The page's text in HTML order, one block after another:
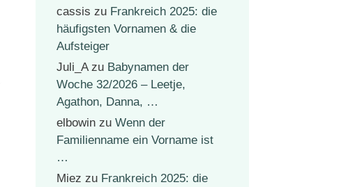
cassis zu Frankreich 2025: die
häufigsten Vornamen & die
Aufsteiger
Juli_Azu Babynamen der
Woche 32/2026 – Leetje,
Agathon, Danna, …
elbowin zu Wenn der
Familienname ein Vorname ist
…
Miez zu Frankreich 2025: die